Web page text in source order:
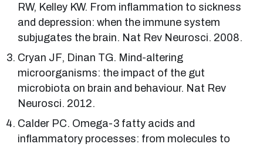
RW, Kelley KW. From inflammation to sickness
and depression: when the immune system
subjugates the brain. Nat Rev Neurosci. 2008.
Cryan JF, Dinan TG. Mind-altering
microorganisms: the impact of the gut
microbiota on brain and behaviour. Nat Rev
Neurosci. 2012.
Calder PC. Omega-3 fatty acids and
inflammatory processes: from molecules to